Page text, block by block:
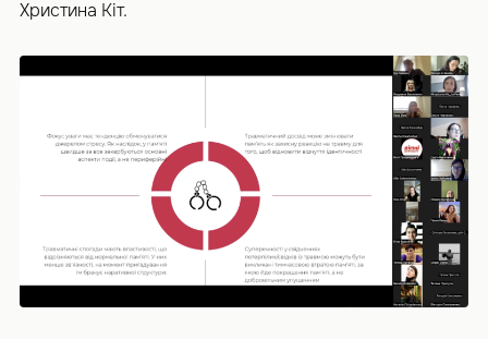
Христина Кіт.